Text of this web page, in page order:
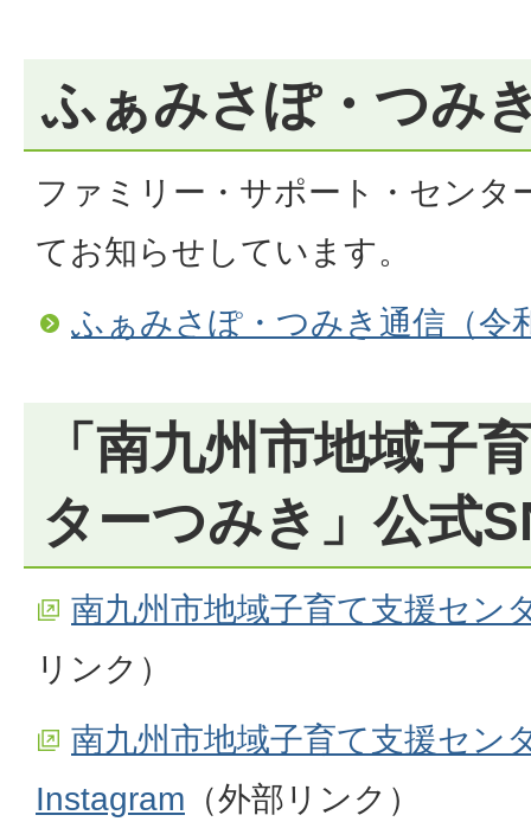
ふぁみさぽ・つみ
ファミリー・サポート・センタ
てお知らせしています。
ふぁみさぽ・つみき通信（令
「南九州市地域子
ターつみき」公式
南九州市地域子育て支援セン
リンク）
南九州市地域子育て支援セン
Instagram （外部リンク）